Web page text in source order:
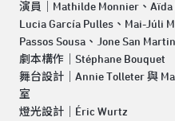
演員｜Mathilde Monnier、Aïda
Lucia García Pulles、Mai-Júli
Passos Sousa、Jone San
劇本構作｜Stéphane Bouquet
舞台設計｜Annie Tolleter 與
室
燈光設計｜Éric Wurtz